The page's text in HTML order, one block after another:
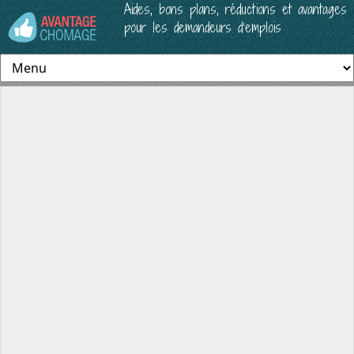
Aides, bons plans, réductions et avantages
pour les demandeurs d’emplois